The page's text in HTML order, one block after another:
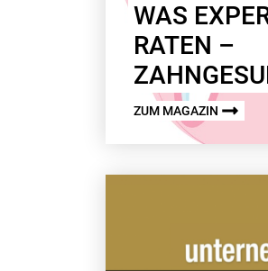
WAS
RATEN –
ZUM MAGAZIN